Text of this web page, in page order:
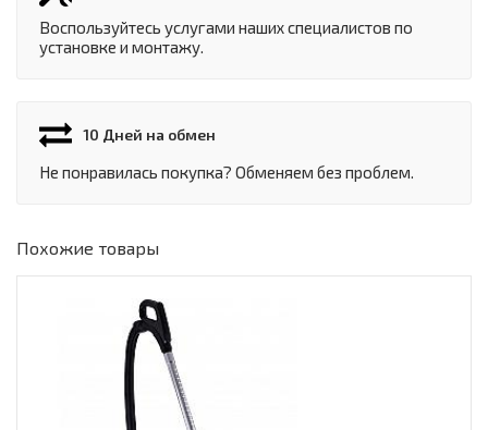
Воспользуйтесь услугами наших специалистов по
установке и монтажу.
10 Дней на обмен
Не понравилась покупка? Обменяем без проблем.
Похожие товары